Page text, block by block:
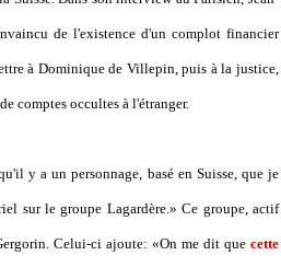
de l'existence d'un complot financier
à Dominique de Villepin, puis à la justice,
comptes occultes à l'étranger.
y a un personnage, basé en Suisse, que je
sur le groupe Lagardère.» Ce groupe, actif
Celui-ci ajoute: «On me dit que cette